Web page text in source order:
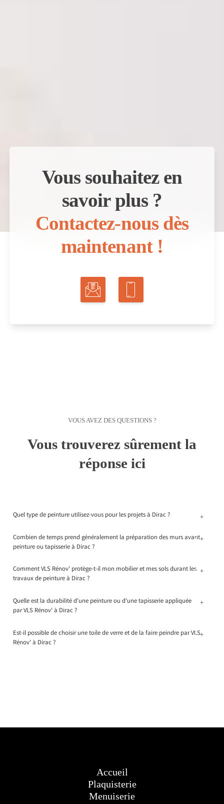
Vous souhaitez en
savoir plus ?
Contactez-nous dès
maintenant !
VOUS AVEZ DES QUESTIONS ?
Vous trouverez sûrement la
réponse ici
Quel type de peinture utilisez-vous pour les projets à Dirac ? +
Combien de temps prend généralement la préparation des murs avant
peinture ou tapisserie à Dirac ?
+
Comment VLS Rénov' protège-t-il mon mobilier et mes sols durant les
travaux de peinture à Dirac ?
+
Quelle est la durabilité d'une peinture ou d'une tapisserie appliquée
par VLS Rénov' à Dirac ?
+
Est-il possible de choisir une toile de verre et de la faire peindre par VLS
Rénov' à Dirac ?
+
Accueil
Plaquisterie
Menuiserie